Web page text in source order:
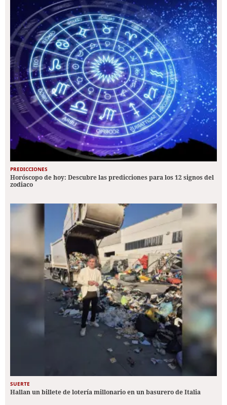
PREDICCIONES
Horóscopo de hoy: Descubre las predicciones para los 12 signos del
zodiaco
SUERTE
Hallan un billete de lotería millonario en un basurero de Italia